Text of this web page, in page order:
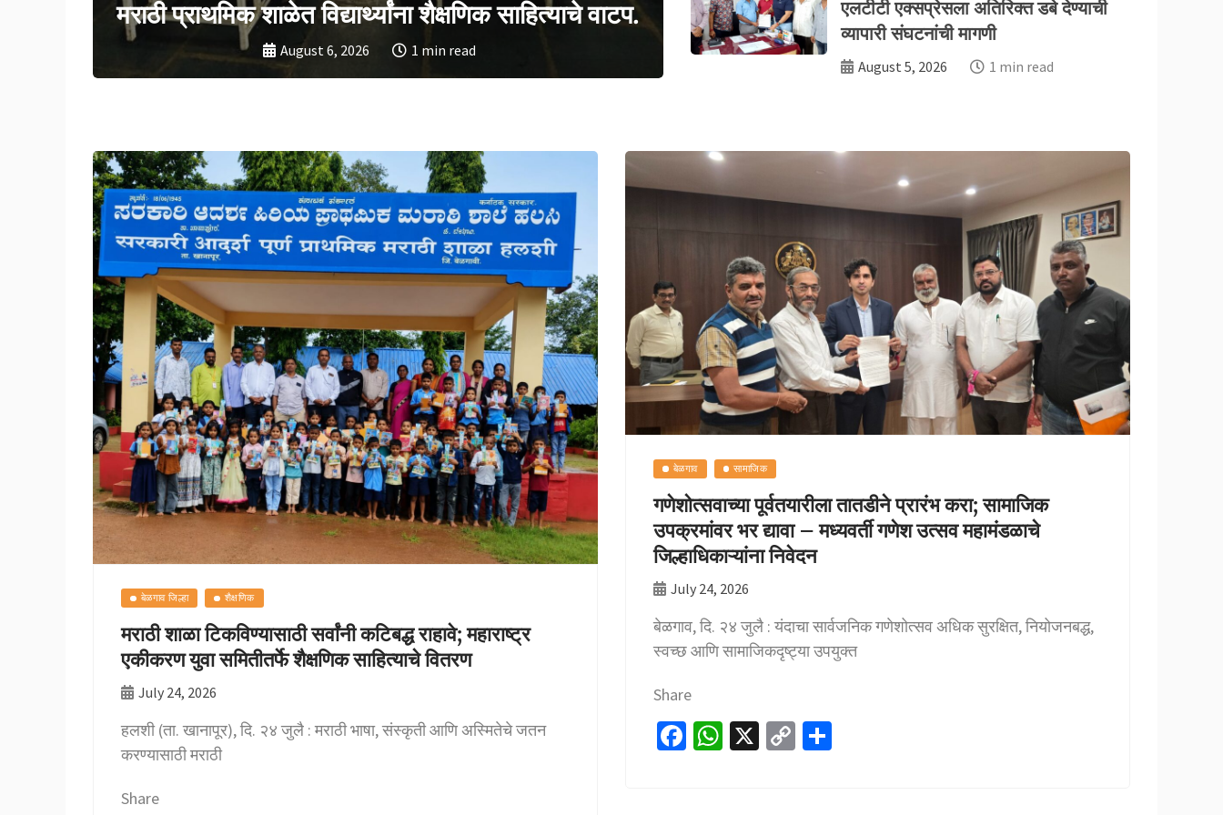
एक्सप्रेसला अतिरिक्त डबे देण्याची व्यापारी संघटनांची मागणी
August 5, 2026 1 min read
अनोखा सहभाग
एलटीटी एक्सप्रेसला अतिरिक्त डबे देण्याची
व्यापारी संघटनांची मागणी
August 5, 2026 1 min read
बेळगाव जिल्हा शैक्षणिक
मराठी शाळा टिकविण्यासाठी सर्वांनी कटिबद्ध राहावे; महाराष्ट्र
एकीकरण युवा समितीतर्फे शैक्षणिक साहित्याचे वितरण
July 24, 2026
हलशी (ता. खानापूर), दि. २४ जुलै : मराठी भाषा, संस्कृती आणि अस्मितेचे जतन
करण्यासाठी मराठी
Share
बेळगाव सामाजिक
गणेशोत्सवाच्या पूर्वतयारीला तातडीने प्रारंभ करा; सामाजिक
उपक्रमांवर भर द्यावा – मध्यवर्ती गणेश उत्सव महामंडळाचे
जिल्हाधिकाऱ्यांना निवेदन
July 24, 2026
बेळगाव, दि. २४ जुलै : यंदाचा सार्वजनिक गणेशोत्सव अधिक सुरक्षित, नियोजनबद्ध,
स्वच्छ आणि सामाजिकदृष्ट्या उपयुक्त
Share
Fa W X
C